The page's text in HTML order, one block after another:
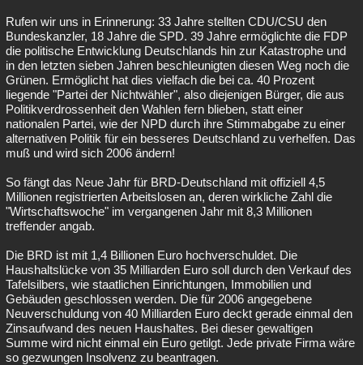
Rufen wir uns in Erinnerung: 33 Jahre stellten CDU/CSU den
Bundeskanzler, 18 Jahre die SPD. 39 Jahre ermöglichte die FDP
die politische Entwicklung Deutschlands hin zur Katastrophe und
in den letzten sieben Jahren beschleunigten diesen Weg noch die
Grünen. Ermöglicht hat dies vielfach die bei ca. 40 Prozent
liegende "Partei der Nichtwähler", also diejenigen Bürger, die aus
Politikverdrossenheit den Wahlen fern blieben, statt einer
nationalen Partei, wie der NPD durch ihre Stimmabgabe zu einer
alternativen Politik für ein besseres Deutschland zu verhelfen. Das
muß und wird sich 2006 ändern!
So fängt das Neue Jahr für BRD-Deutschland mit offiziell 4,5
Millionen registrierten Arbeitslosen an, deren wirkliche Zahl die
"Wirtschaftswoche" im vergangenen Jahr mit 8,3 Millionen
treffender angab.
Die BRD ist mit 1,4 Billionen Euro hochverschuldet. Die
Haushaltslücke von 35 Milliarden Euro soll durch den Verkauf des
Tafelsilbers, wie staatlichen Einrichtungen, Immobilien und
Gebäuden geschlossen werden. Die für 2006 angegebene
Neuverschuldung von 40 Milliarden Euro deckt gerade einmal den
Zinsaufwand des neuen Haushaltes. Bei dieser gewaltigen
Summe wird nicht einmal ein Euro getilgt. Jede private Firma wäre
so gezwungen Insolvenz zu beantragen.